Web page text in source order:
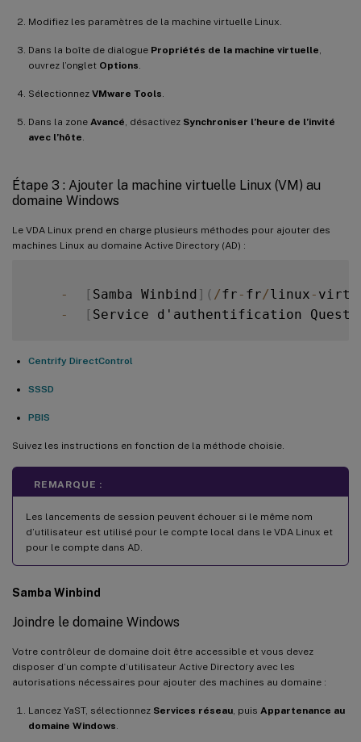
Modifiez les paramètres de la machine virtuelle Linux.
Dans la boîte de dialogue Propriétés de la machine virtuelle
ouvrez l’onglet Options
Sélectionnez VMware Tools
Dans la zone Avancé , désactivez Synchroniser l’heure de l’invité
avec l’hôte
Étape 3 : Ajouter la machine virtuelle Linux (VM) au
domaine Windows
Le VDA Linux prend en charge plusieurs méthodes pour ajouter des
machines Linux au domaine Active Directory (AD) :
- [ Samba Winbind ] ( /fr - fr/linux -
-
[ Service d'authentification Quest
Centrify DirectControl
SSSD
PBIS
Suivez les instructions en fonction de la méthode choisie.
REMARQUE :
Les lancements de session peuvent échouer si le même nom
d’utilisateur est utilisé pour le compte local dans le VDA Linux et
pour le compte dans AD.
Samba Winbind
Joindre le domaine Windows
Votre contrôleur de domaine doit être accessible et vous devez
disposer d’un compte d’utilisateur Active Directory avec les
autorisations nécessaires pour ajouter des machines au domaine :
Lancez YaST, sélectionnez Services réseau , puis Appartenance au
domaine Windows